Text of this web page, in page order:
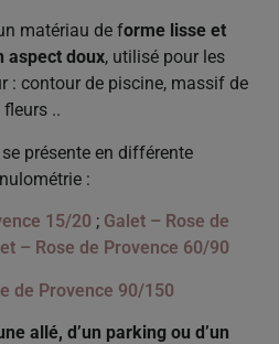
matériau de forme lisse et
aspect doux, utilisé pour les
: contour de piscine, massif de
fleurs ..
présente en différente
:
15/20 ; Galet – Rose de
– Rose de Provence 60/90
de Provence 90/150
allé, d’un parking ou d’un